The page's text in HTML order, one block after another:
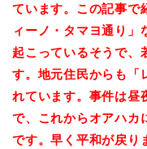
ています。この記事で
ィーノ・タマヨ通り」
起こっているそうで、
す。地元住民からも「
れています。事件は昼
で、これからオアハカ
です。早く平和が戻り